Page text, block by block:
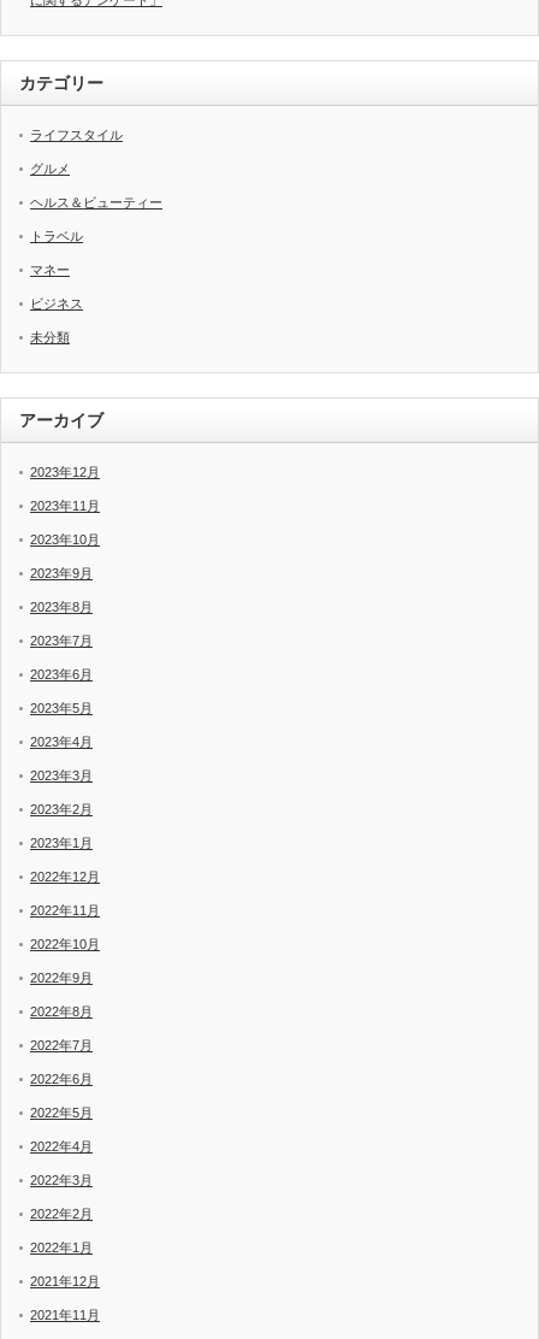
カテゴリー
ライフスタイル
グルメ
ヘルス＆ビューティー
トラベル
マネー
ビジネス
未分類
アーカイブ
2023年12月
2023年11月
2023年10月
2023年9月
2023年8月
2023年7月
2023年6月
2023年5月
2023年4月
2023年3月
2023年2月
2023年1月
2022年12月
2022年11月
2022年10月
2022年9月
2022年8月
2022年7月
2022年6月
2022年5月
2022年4月
2022年3月
2022年2月
2022年1月
2021年12月
2021年11月